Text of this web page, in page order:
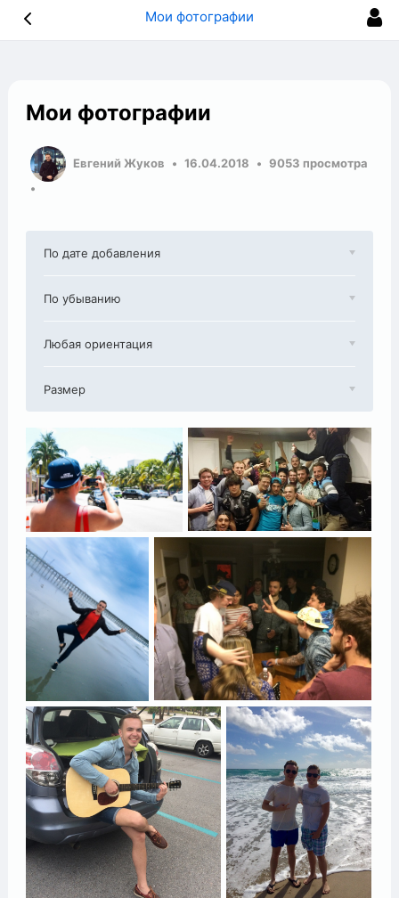
Мои фотографии
Мои фотографии
Евгений Жуков 16.04.2018 9053 просмотра
По дате добавления
По убыванию
Любая ориентация
Размер